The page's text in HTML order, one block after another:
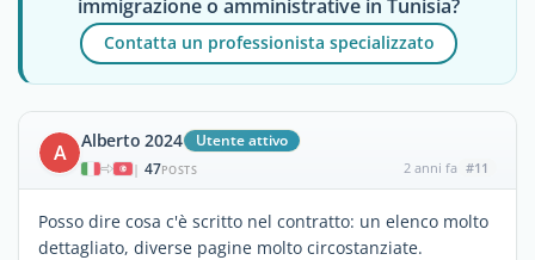
immigrazione o amministrative in Tunisia?
Contatta un professionista specializzato
A Alberto 2024 Utente attivo
| 47POSTS 2 anni fa #11
Posso dire cosa c'è scritto nel contratto: un elenco molto
dettagliato, diverse pagine molto circostanziate.